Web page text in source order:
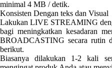
minimal 4 MB / detik.
Konsisten Dengan teks dan Visual
Lakukan LIVE STREAMING
bagi meningkatkan kesadaran
BROADCASTING secara rutin
berikut.
Biasanya dilakukan 1-2 kali